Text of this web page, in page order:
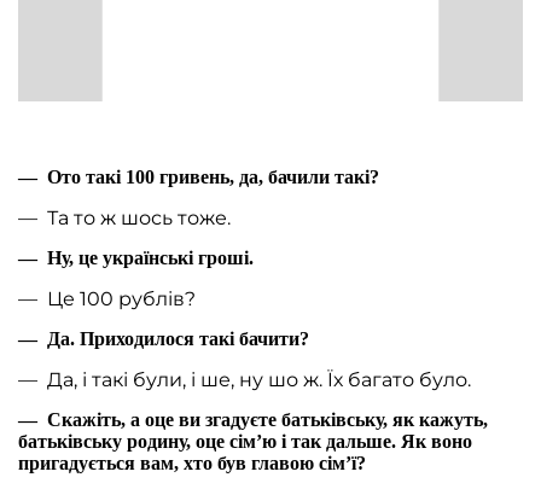
— Ото такі 100 гривень, да, бачили такі?
— Та то ж шось тоже.
— Ну, це українські гроші.
— Це 100 рублів?
— Да. Приходилося такі бачити?
— Да, і такі були, і ше, ну шо ж. Їх багато було.
— Скажіть, а оце ви згадуєте батьківську, як кажуть,
батьківську родину, оце сім’ю і так дальше. Як воно
пригадується вам, хто був главою сім’ї?